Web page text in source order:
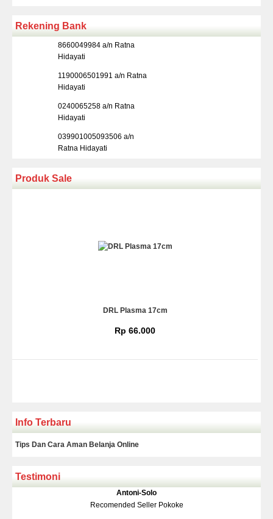
Rekening Bank
8660049984 a/n Ratna
Hidayati
1190006501991 a/n Ratna
Hidayati
0240065258 a/n Ratna
Hidayati
039901005093506 a/n
Ratna Hidayati
Produk Sale
DRL Plasma 17cm
Rp 66.000
Rp 139.000150.000
Info Terbaru
Tips Dan Cara Aman Belanja Online
Testimoni
Antoni-Solo
Recomended Seller Pokoke